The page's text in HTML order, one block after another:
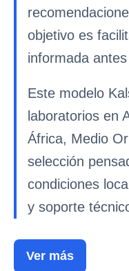
objetivo es
informada
Este modelo
laboratorios en
África, Medio
selección
condiciones
y soporte
Ver más